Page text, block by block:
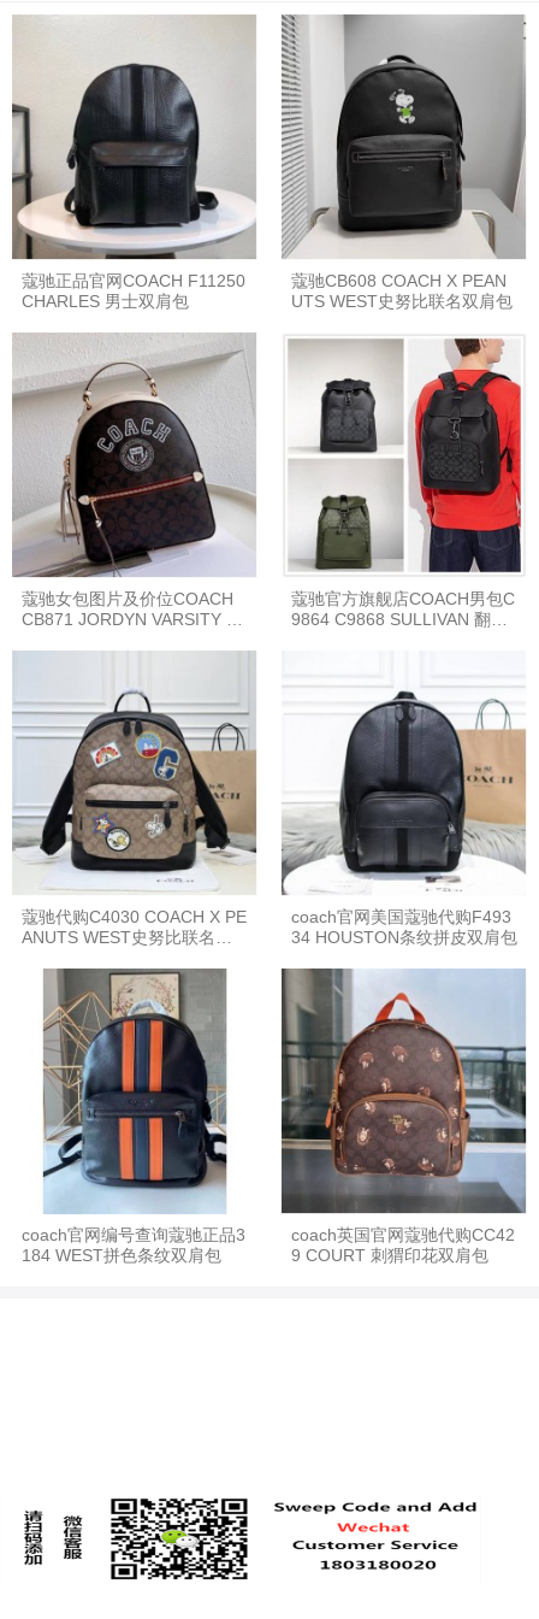
蔻驰正品官网COACH F11250
CHARLES 男士双肩包
蔻驰CB608 COACH X PEAN
UTS WEST史努比联名双肩包
蔻驰女包图片及价位COACH
CB871 JORDYN VARSITY 印
蔻驰官方旗舰店COACH男包C
9864 C9868 SULLIVAN 翻盖
蔻驰代购C4030 COACH X PE
ANUTS WEST史努比联名徽
coach官网美国蔻驰代购F493
34 HOUSTON条纹拼皮双肩包
coach官网编号查询蔻驰正品3
184 WEST拼色条纹双肩包
coach英国官网蔻驰代购CC42
9 COURT 刺猬印花双肩包